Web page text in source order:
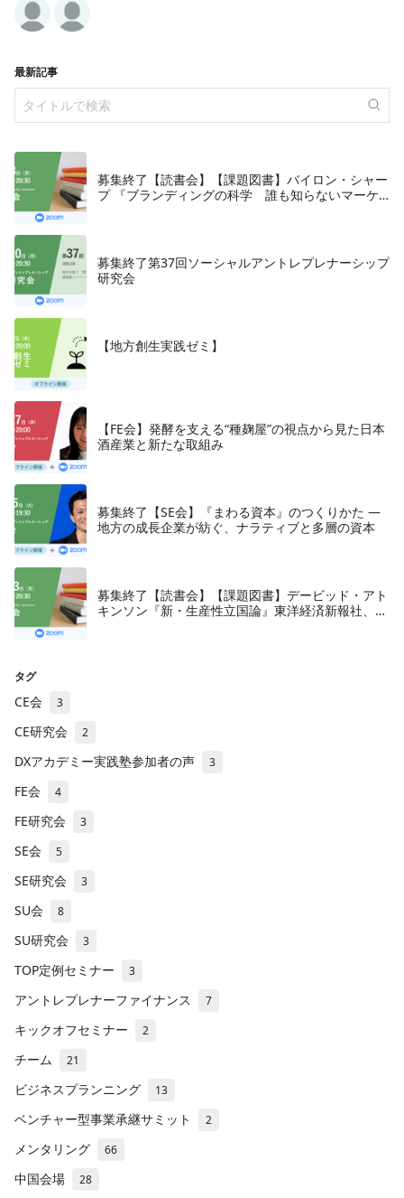
最新記事
募集終了【読書会】【課題図書】バイロン・シャー
プ 『ブランディングの科学 誰も知らないマーケ
募集終了第37回ソーシャルアントレプレナーシップ
研究会
【地方創生実践ゼミ】
【FE会】発酵を支える“種麹屋”の視点から見た日本
酒産業と新たな取組み
募集終了【SE会】『まわる資本』のつくりかた —
地方の成長企業が紡ぐ、ナラティブと多層の資本
募集終了【読書会】【課題図書】デービッド・アト
キンソン『新・生産性立国論』東洋経済新報社、
タグ
CE会 3
CE研究会 2
DXアカデミー実践塾参加者の声 3
FE会 4
FE研究会 3
SE会 5
SE研究会 3
SU会 8
SU研究会 3
TOP定例セミナー 3
アントレプレナーファイナンス 7
キックオフセミナー 2
チーム 21
ビジネスプランニング 13
ベンチャー型事業承継サミット 2
メンタリング 66
中国会場 28